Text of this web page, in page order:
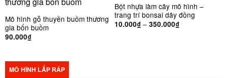
Mô hình gỗ thuyền buồm thương
gia bốn buồm
90.000₫
Bột nhựa làm cây mô hình –
trang trí bonsai dây đồng
10.000₫ – 350.000₫
MÔ HÌNH LẮP RÁP